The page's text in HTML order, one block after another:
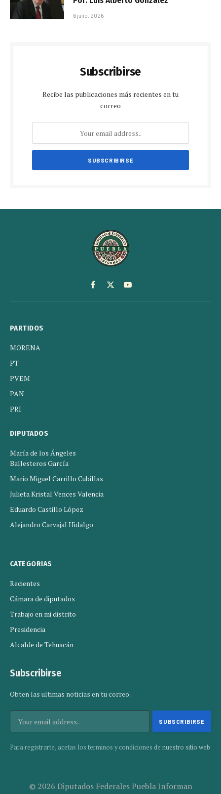
6 julio, 2026
Subscribirse
Recibe las publicaciones más recientes en tu
correo
Facebook
X
(Twitter)
YouTube
PARTIDOS
MORENA
PT
PVEM
PAN
PRI
DIPUTADOS
María de los Ángeles
Ballesteros García
Mario Miguel Carrillo Cubillas
Julieta Kristal Vences Valencia
Eduardo Castillo López
Alejandro Carvajal Hidalgo
CATEGORIAS
Recientes
Cámara de diputados
Trabajo en mi distrito
Presidencia
Alcalde de Tehuacán
Subscribirse
Obten las ultimas noticias en tu correo.
Para registrarte, acetas los terminos y condiciones de nuestro sitio web
© 2026 Diputados Federales Puebla Informan